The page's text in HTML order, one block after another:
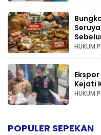
HUKUM
Kejati
HUKUM
POPULER SEPEKAN